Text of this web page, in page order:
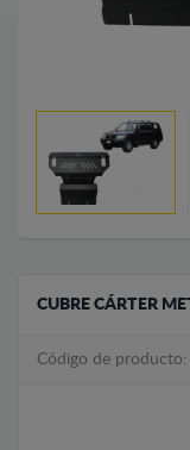
CUBRE CÁRTER
Código de